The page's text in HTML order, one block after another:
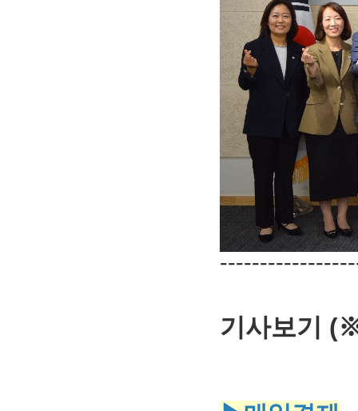
기사보기